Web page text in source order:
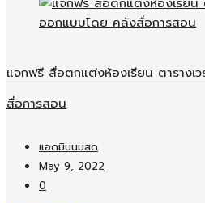
แจกฟรี สื่อตกแต่งห้องเรียน ตารางเ
สื่อการสอน
แอดมินนมสด
May 9, 2022
0